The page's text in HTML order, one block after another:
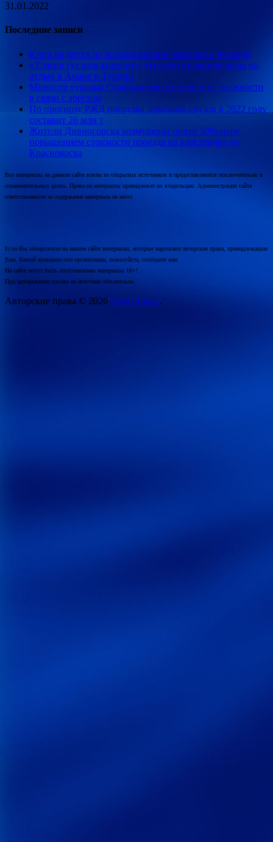
31.01.2022
Последние записи
Кипр надеется на возобновление чартеров с Россией
«У меня тут шок-контент»: турагент сравнила цены на
отдых в Анапе и Турции
Министр туризма Ставрополья отстранен от должности
в связи с арестом
По прогнозу РЖД погрузка зерновых грузов в 2022 году
составит 26 млн т
Жители Дивногорска возмущены почти 50%-ным
повышением стоимости проезда на электричке до
Красноярска
Все материалы на данном сайте взяты из открытых источников и предоставляются исключительно в
ознакомительных целях. Права на материалы принадлежат их владельцам. Администрация сайта
ответственности за содержание материала не несет.
Если Вы обнаружили на нашем сайте материалы, которые нарушают авторские права, принадлежащие
Вам, Вашей компании или организации, пожалуйста, сообщите нам.
На сайте могут быть опубликованы материалы 18+!
При цитировании ссылка на источник обязательна.
Авторские права © 2026 Travel Luxe..